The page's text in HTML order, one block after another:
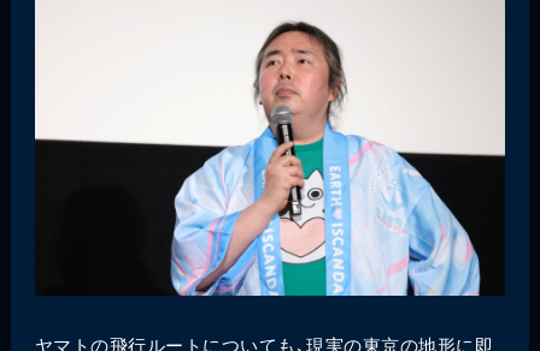
ヤマトの飛行ルートについても、現実の東京の地形に即